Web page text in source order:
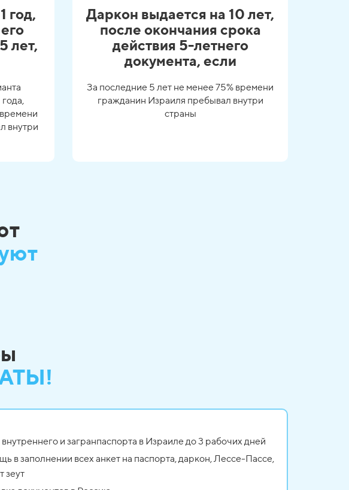
год,
лет,
внутри
Даркон выдается на 10 лет,
после окончания срока
действия 5-летнего
документа, если
За последние 5 лет не менее 75% времени
гражданин Израиля пребывал внутри
страны
внутреннего и загранпаспорта в Израиле до 3 рабочих дней
в заполнении всех анкет на паспорта, даркон, Лессе-Пассе,
зеут